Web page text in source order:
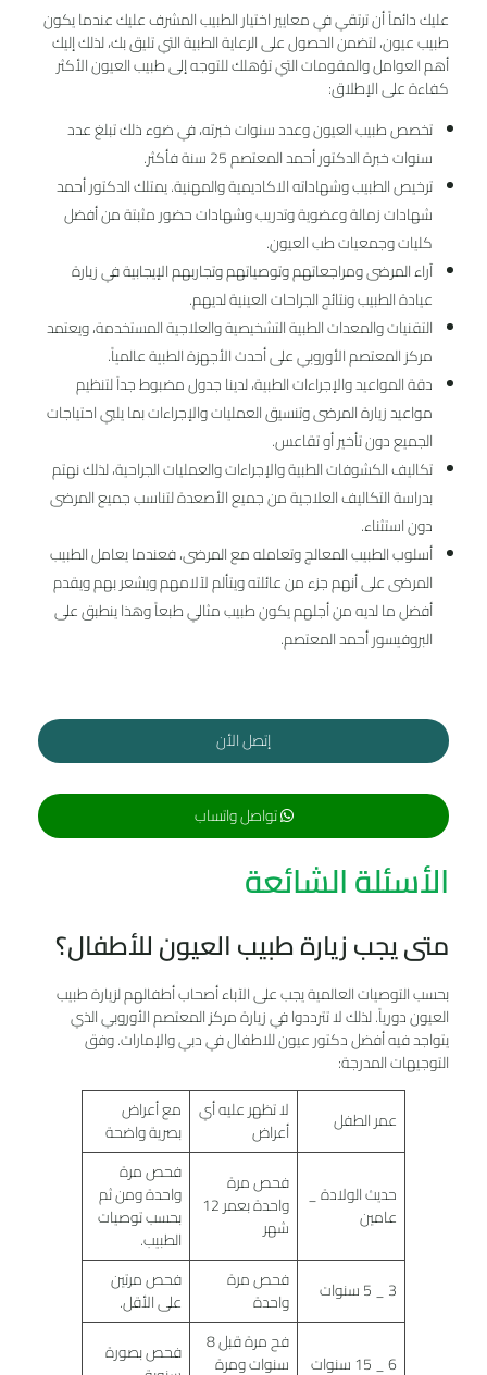
عليك دائماً أن ترتقي في معايير اختيار الطبيب المشرف عليك عندما يكون
طبيب عيون، لتضمن الحصول على الرعاية الطبية التي تليق بك، لذلك إليك
أهم العوامل والمقومات التي تؤهلك للتوجه إلى طبيب العيون الأكثر
كفاءة على الإطلاق:
تخصص طبيب العيون وعدد سنوات خبرته، في ضوء ذلك تبلغ عدد
سنوات خبرة الدكتور أحمد المعتصم 25 سنة فأكثر.
ترخيص الطبيب وشهاداته الاكاديمية والمهنية. يمتلك الدكتور أحمد
شهادات زمالة وعضوية وتدريب وشهادات حضور مثبتة من أفضل
كليات وجمعيات طب العيون.
آراء المرضى ومراجعاتهم وتوصياتهم وتجاربهم الإيجابية في زيارة
عيادة الطبيب ونتائج الجراحات العينية لديهم.
التقنيات والمعدات الطبية التشخيصية والعلاجية المستخدمة، ويعتمد
مركز المعتصم الأوروبي على أحدث الأجهزة الطبية عالمياً.
دقة المواعيد والإجراءات الطبية، لدينا جدول مضبوط جداً لتنظيم
مواعيد زيارة المرضى وتنسيق العمليات والإجراءات بما يلبي احتياجات
الجميع دون تأخير أو تقاعس.
تكاليف الكشوفات الطبية والإجراءات والعمليات الجراحية، لذلك نهتم
بدراسة التكاليف العلاجية من جميع الأصعدة لتناسب جميع المرضى
دون استثناء.
أسلوب الطبيب المعالج وتعامله مع المرضى، فعندما يعامل الطبيب
المرضى على أنهم جزء من عائلته ويتألم لآلامهم ويشعر بهم ويقدم
أفضل ما لديه من أجلهم يكون طبيب مثالي طبعاً وهذا ينطبق على
البروفيسور أحمد المعتصم.
إتصل الأن
تواصل واتساب
الأسئلة الشائعة
متى يجب زيارة طبيب العيون للأطفال؟
بحسب التوصيات العالمية يجب على الآباء أصحاب أطفالهم لزيارة طبيب
العيون دورياً. لذلك لا تترددوا في زيارة مركز المعتصم الأوروبي الذي
يتواجد فيه أفضل دكتور عیون للاطفال في دبي والإمارات. وفق
التوجيهات المدرجة:
عمر الطفل
لا تظهر عليه أي
أعراض
مع أعراض
بصرية واضحة
حديث الولادة _
عامين
فحص مرة
واحدة بعمر 12
شهر
فحص مرة
واحدة ومن ثم
بحسب توصيات
الطبيب.
3 _ 5 سنوات
فحص مرة
واحدة
فحص مرتين
على الأقل.
6 _ 15 سنوات
فح مرة قبل 8
سنوات ومرة
فحص بصورة